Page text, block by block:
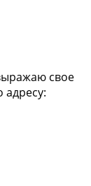
свое
адресу: